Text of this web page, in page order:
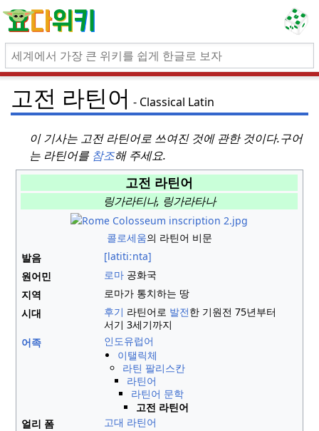
고전 라틴어 Classical Latin
이 기사는 고전 라틴어로 쓰여진 것에 관한 것이다.구어
는 라틴어를 참조해 주세요.
고전 라틴어
링가라티나, 링가라타나
콜로세움의 라틴어 비문
발음
[latitiːnta]
원어민
로마 공화국
지역
로마가 통치하는 땅
시대
후기 라틴어로 발전한 기원전 75년부터
서기 3세기까지
어족
인도유럽어
이탤릭체
라틴 팔리스칸
라틴어
라틴어 문학
고전 라틴어
얼리 폼
고대 라틴어